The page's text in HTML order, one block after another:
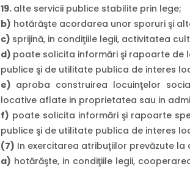
19. alte servicii publice stabilite prin lege;
b) hotărăşte acordarea unor sporuri şi
c) sprijină, in condiţiile legii, activitatea
d) poate solicita informări şi rapoarte de
publice şi de utilitate publica de interes
e) aproba construirea locuinţelor
locative aflate in proprietatea sau in
f) poate solicita informări şi rapoarte
publice şi de utilitate publica de interes
(7) In exercitarea atribuţiilor prevăzute la
a) hotărăşte, in condiţiile legii,